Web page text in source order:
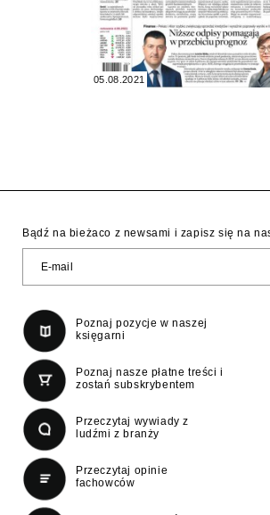
05.08.2021
Bądź na bieżaco z newsami i zapisz się na
Poznaj pozycje w naszej
księgarni
Poznaj nasze płatne treści i
zostań subskrybentem
Przeczytaj wywiady z
ludźmi z branży
Przeczytaj opinie
fachowców